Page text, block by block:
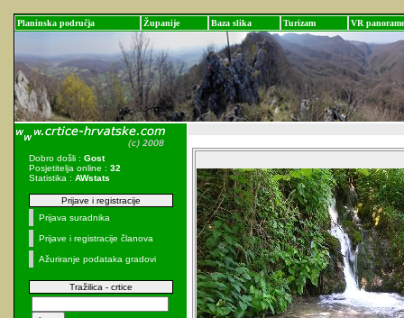
Planinska područja Županije Baza slika Turizam VR panorame
Dobro došli : Gost
Posjetitelja online : 32
Statistika : AWstats
Prijave i registracije
Prijava suradnika
Prijave i registracije članova
Ažuriranje podataka gradovi
Tražilica - crtice